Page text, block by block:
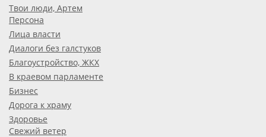
Твои люди, Артем
Персона
Лица власти
Диалоги без галстуков
Благоустройство, ЖКХ
В краевом парламенте
Бизнес
Дорога к храму
Здоровье
Свежий ветер